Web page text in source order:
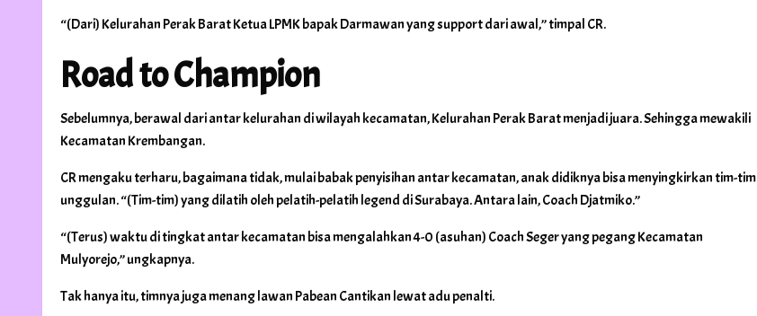
“(Dari) Kelurahan Perak Barat Ketua LPMK bapak Darmawan yang support dari awal,” timpal CR.
Road to Champion
Sebelumnya, berawal dari antar kelurahan di wilayah kecamatan, Kelurahan Perak Barat menjadi juara. Sehingga mewakili
Kecamatan Krembangan.
CR mengaku terharu, bagaimana tidak, mulai babak penyisihan antar kecamatan, anak didiknya bisa menyingkirkan tim-tim
unggulan. “(Tim-tim) yang dilatih oleh pelatih-pelatih legend di Surabaya. Antara lain, Coach Djatmiko.”
“(Terus) waktu di tingkat antar kecamatan bisa mengalahkan 4-0 (asuhan) Coach Seger yang pegang Kecamatan
Mulyorejo,” ungkapnya.
Tak hanya itu, timnya juga menang lawan Pabean Cantikan lewat adu penalti.